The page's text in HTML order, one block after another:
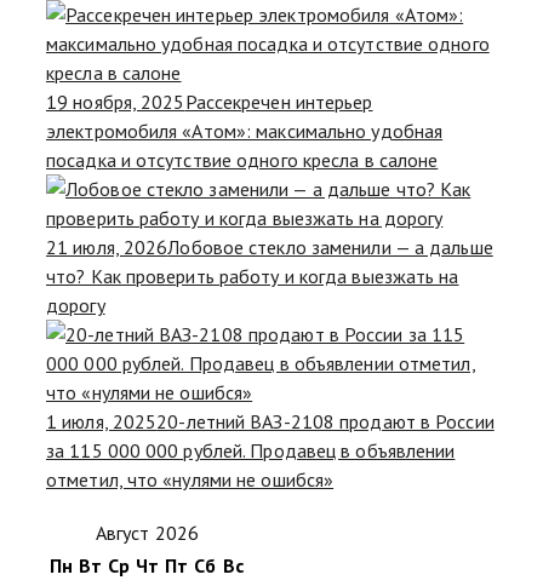
19 ноября, 2025 Рассекречен интерьер
электромобиля «Атом»: максимально удобная
посадка и отсутствие одного кресла в салоне
21 июля, 2026Лобовое стекло заменили — а дальше
что? Как проверить работу и когда выезжать на
дорогу
1 июля, 202520-летний ВАЗ-2108 продают в России
за 115 000 000 рублей. Продавец в объявлении
отметил, что «нулями не ошибся»
Август 2026
Пн Вт Ср Чт Пт Сб Вс